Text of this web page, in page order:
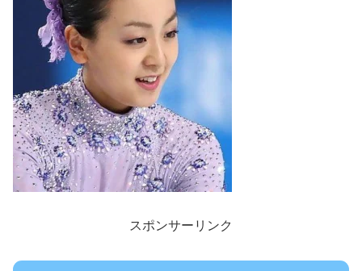
スポンサーリンク